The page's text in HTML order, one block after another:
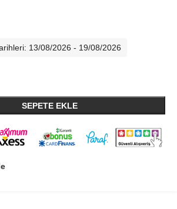
13/08/2026 - 19/08/2026
SEPETE EKLE